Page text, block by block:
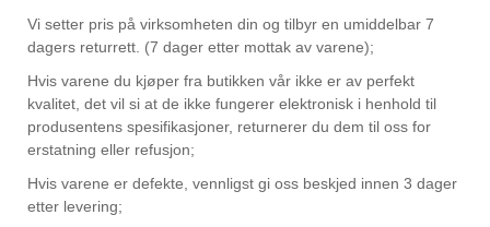
Vi setter pris på virksomheten din og tilbyr en umiddelbar 7
dagers returrett. (7 dager etter mottak av varene);
Hvis varene du kjøper fra butikken vår ikke er av perfekt
kvalitet, det vil si at de ikke fungerer elektronisk i henhold til
produsentens spesifikasjoner, returnerer du dem til oss for
erstatning eller refusjon;
Hvis varene er defekte, vennligst gi oss beskjed innen 3 dager
etter levering;